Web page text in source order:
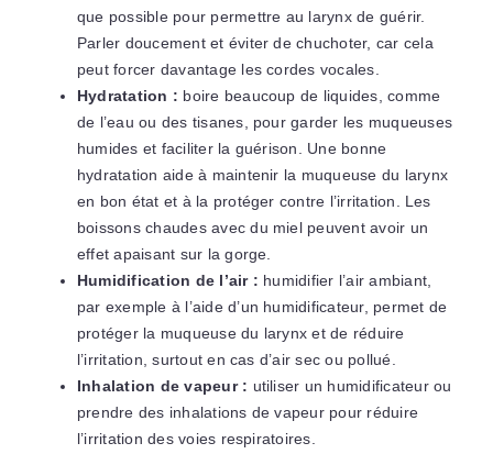
que possible pour permettre au larynx de guérir.
Parler doucement et éviter de chuchoter, car cela
peut forcer davantage les cordes vocales.
Hydratation : boire beaucoup de liquides, comme
de l’eau ou des tisanes, pour garder les muqueuses
humides et faciliter la guérison. Une bonne
hydratation aide à maintenir la muqueuse du larynx
en bon état et à la protéger contre l’irritation. Les
boissons chaudes avec du miel peuvent avoir un
effet apaisant sur la gorge.
Humidification de l’air : humidifier l’air ambiant,
par exemple à l’aide d’un humidificateur, permet de
protéger la muqueuse du larynx et de réduire
l’irritation, surtout en cas d’air sec ou pollué.
Inhalation de vapeur : utiliser un humidificateur ou
prendre des inhalations de vapeur pour réduire
l’irritation des voies respiratoires.